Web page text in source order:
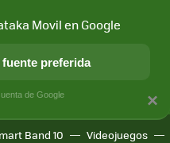
APLICACIONES
Band 10 Videojuegos
×
Movil en Google
preferida
de Google